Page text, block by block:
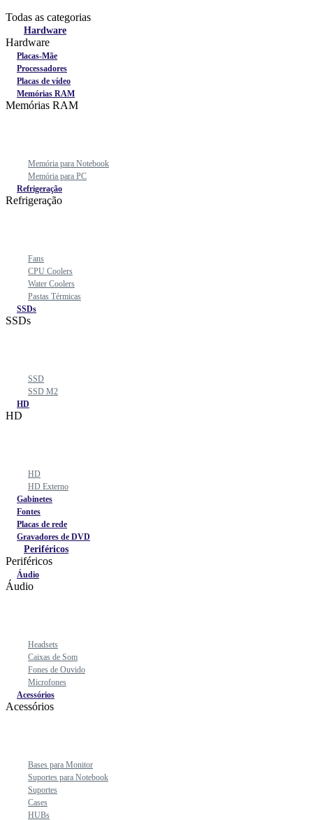
Todas as categorias
Hardware
Hardware
Placas-Mãe
Processadores
Placas de vídeo
Memórias RAM
Memórias RAM
Memória para Notebook
Memória para PC
Refrigeração
Refrigeração
Fans
CPU Coolers
Water Coolers
Pastas Térmicas
SSDs
SSDs
SSD
SSD M2
HD
HD
HD
HD Externo
Gabinetes
Fontes
Placas de rede
Gravadores de DVD
Periféricos
Periféricos
Áudio
Áudio
Headsets
Caixas de Som
Fones de Ouvido
Microfones
Acessórios
Acessórios
Bases para Monitor
Suportes para Notebook
Suportes
Cases
HUBs